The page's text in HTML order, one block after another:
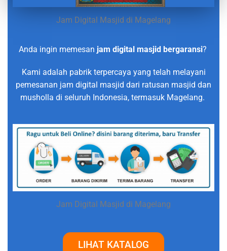
Jam Digital Masjid di Magelang
Anda ingin memesan jam digital masjid bergaransi?
Kami adalah pabrik terpercaya yang telah melayani
pemesanan jam digital masjid dari ratusan masjid dan
musholla di seluruh Indonesia, termasuk Magelang.
Jam Digital Masjid di Magelang
LIHAT KATALOG